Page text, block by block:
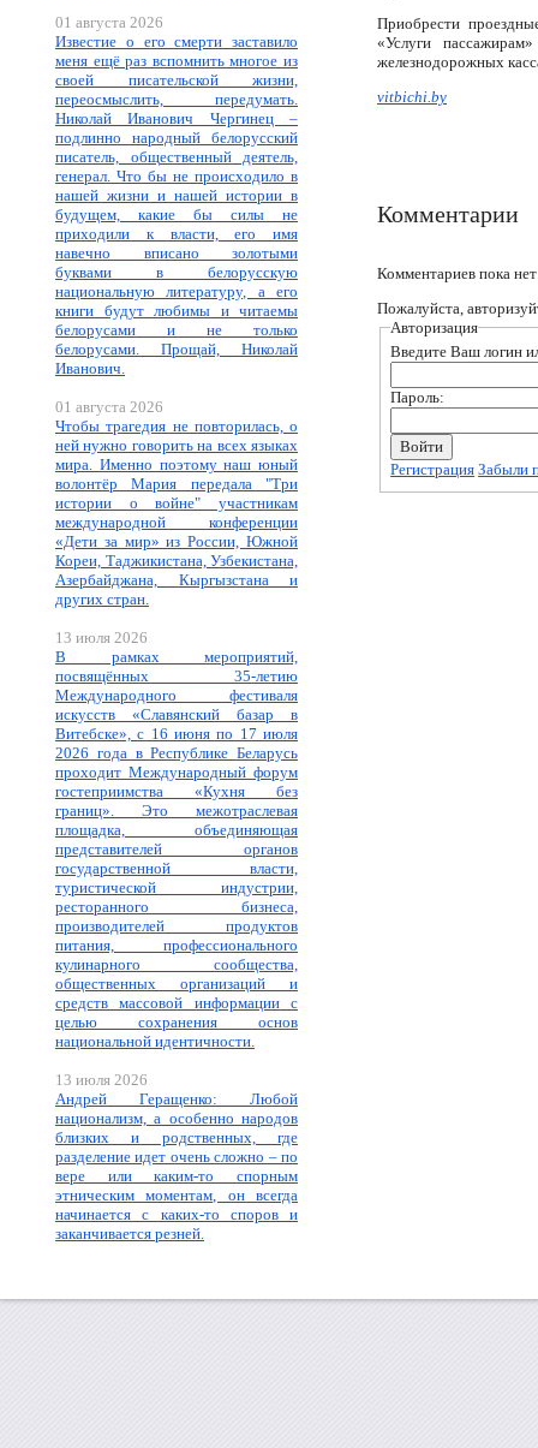
01 августа 2026
Известие о его смерти заставило
меня ещё раз вспомнить многое из
своей писательской жизни,
переосмыслить, передумать.
Николай Иванович Чергинец –
подлинно народный белорусский
писатель, общественный деятель,
генерал. Что бы не происходило в
нашей жизни и нашей истории в
будущем, какие бы силы не
приходили к власти, его имя
навечно вписано золотыми
буквами в белорусскую
национальную литературу, а его
книги будут любимы и читаемы
белорусами и не только
белорусами. Прощай, Николай
Иванович.
01 августа 2026
Чтобы трагедия не повторилась, о
ней нужно говорить на всех языках
мира. Именно поэтому наш юный
волонтёр Мария передала "Три
истории о войне" участникам
международной конференции
«Дети за мир» из России, Южной
Кореи, Таджикистана, Узбекистана,
Азербайджана, Кыргызстана и
других стран.
13 июля 2026
В рамках мероприятий,
посвящённых 35-летию
Международного фестиваля
искусств «Славянский базар в
Витебске», с 16 июня по 17 июля
2026 года в Республике Беларусь
проходит Международный форум
гостеприимства «Кухня без
границ». Это межотраслевая
площадка, объединяющая
представителей органов
государственной власти,
туристической индустрии,
ресторанного бизнеса,
производителей продуктов
питания, профессионального
кулинарного сообщества,
общественных организаций и
средств массовой информации с
целью сохранения основ
национальной идентичности.
13 июля 2026
Андрей Геращенко: Любой
национализм, а особенно народов
близких и родственных, где
разделение идет очень сложно – по
вере или каким-то спорным
этническим моментам, он всегда
начинается с каких-то споров и
заканчивается резней.
Приобрести
«Услуги
железнодорожных
vitbichi.by
Комментарии
Комментариев пока нет
Пожалуйста,
Авторизация
Введите Ваш логин
Пароль:
Регистрация Забыли